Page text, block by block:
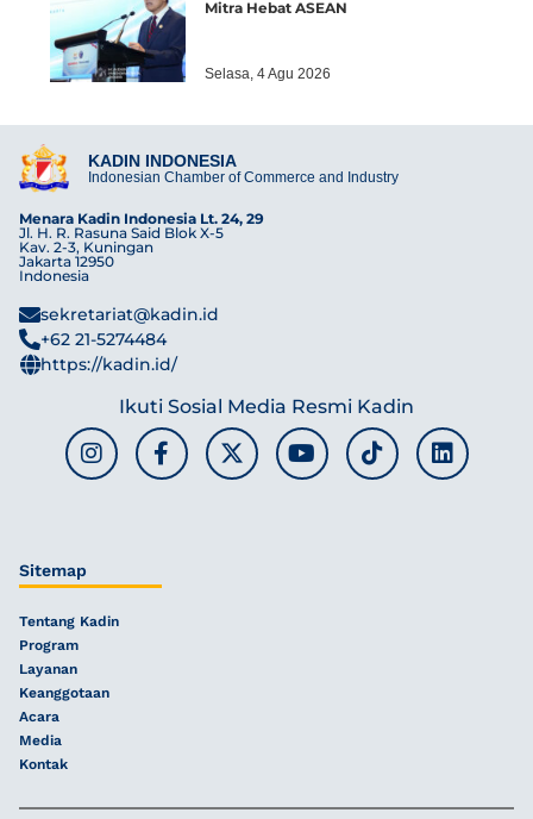
Mitra Hebat ASEAN
Selasa, 4 Agu 2026
KADIN INDONESIA
Indonesian Chamber of Commerce and Industry
Menara Kadin Indonesia Lt. 24, 29
Jl. H. R. Rasuna Said Blok X-5
Kav. 2-3, Kuningan
Jakarta 12950
Indonesia
sekretariat@kadin.id
+62 21-5274484
https://kadin.id/
Ikuti Sosial Media Resmi Kadin
Sitemap
Tentang Kadin
Program
Layanan
Keanggotaan
Acara
Media
Kontak